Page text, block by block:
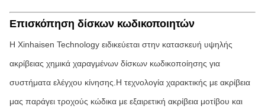
Επισκόπηση δίσκων κωδικοποιητών
Η Xinhaisen Technology ειδικεύεται στην κατασκευή υψηλής
ακρίβειας χημικά χαραγμένων δίσκων κωδικοποίησης για
συστήματα ελέγχου κίνησης.Η τεχνολογία χαρακτικής με ακρίβεια
μας παράγει τροχούς κώδικα με εξαιρετική ακρίβεια μοτίβου και